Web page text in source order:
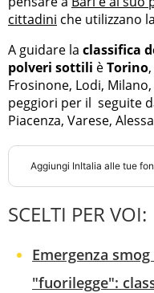
cittadini che utilizzano
A guidare la classifica
polveri sottili èTorino
Frosinone, Lodi,
peggiori per il seguite
Piacenza, Varese,
Aggiungi InItalia alle tue
SCELTI PER VOI:
Emergenza
"fuorilegge":